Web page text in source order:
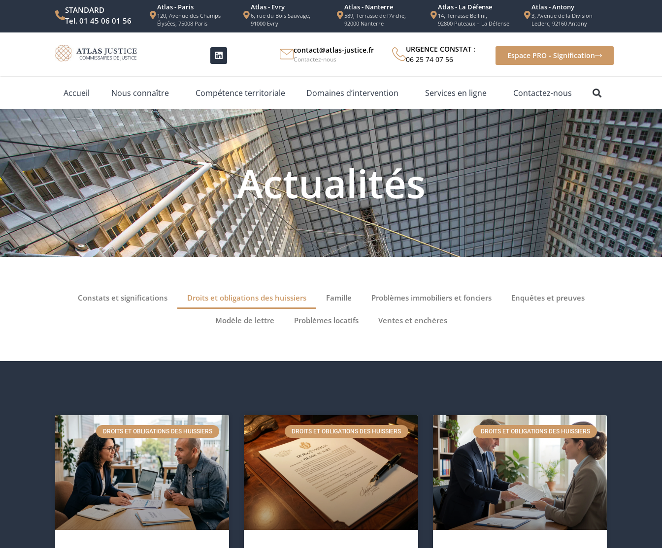
STANDARD
Tel. 01 45 06 01 56
Atlas - Paris
120, Avenue des Champs-
Élysées, 75008 Paris
Atlas - Evry
6, rue du Bois Sauvage,
91000 Evry
Atlas - Nanterre
589, Terrasse de l’Arche,
92000 Nanterre
Atlas - La Défense
14, Terrasse Bellini,
92800 Puteaux – La Défense
Atlas - Antony
3, Avenue de la Division
Leclerc, 92160 Antony
contact@atlas-justice.fr
Contactez-nous
URGENCE CONSTAT :
06 25 74 07 56
Espace PRO - Signification
Accueil Nous connaître Compétence territoriale Domaines d’intervention Services en ligne Contactez-nous
Actualités
Constats et significations Droits et obligations des huissiers Famille Problèmes immobiliers et fonciers Enquêtes et preuves
Modèle de lettre Problèmes locatifs Ventes et enchères
DROITS ET OBLIGATIONS DES HUISSIERS DROITS ET OBLIGATIONS DES HUISSIERS DROITS ET OBLIGATIONS DES HUISSIERS